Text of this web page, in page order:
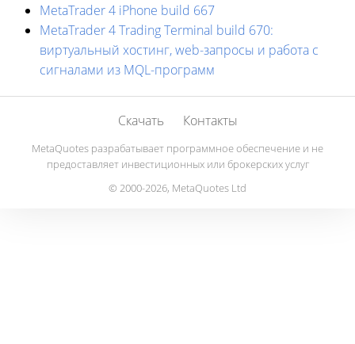
MetaTrader 4 iPhone build 667
MetaTrader 4 Trading Terminal build 670:
виртуальный хостинг, web-запросы и работа с
сигналами из MQL-программ
Скачать Контакты
MetaQuotes разрабатывает программное обеспечение и не
предоставляет инвестиционных или брокерских услуг
© 2000-2026, MetaQuotes Ltd